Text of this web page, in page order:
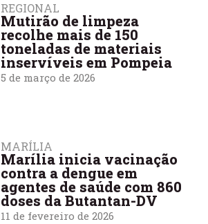
REGIONAL
Mutirão de limpeza
recolhe mais de 150
toneladas de materiais
inservíveis em Pompeia
5 de março de 2026
MARÍLIA
Marília inicia vacinação
contra a dengue em
agentes de saúde com 860
doses da Butantan-DV
11 de fevereiro de 2026